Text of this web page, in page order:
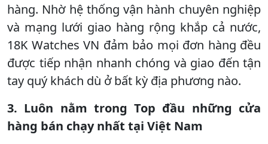
hàng. Nhờ hệ thống vận hành chuyên nghiệp
và mạng lưới giao hàng rộng khắp cả nước,
18K Watches VN đảm bảo mọi đơn hàng đều
được tiếp nhận nhanh chóng và giao đến tận
tay quý khách dù ở bất kỳ địa phương nào.
3. Luôn nằm trong Top đầu những cửa
hàng bán chạy nhất tại Việt Nam